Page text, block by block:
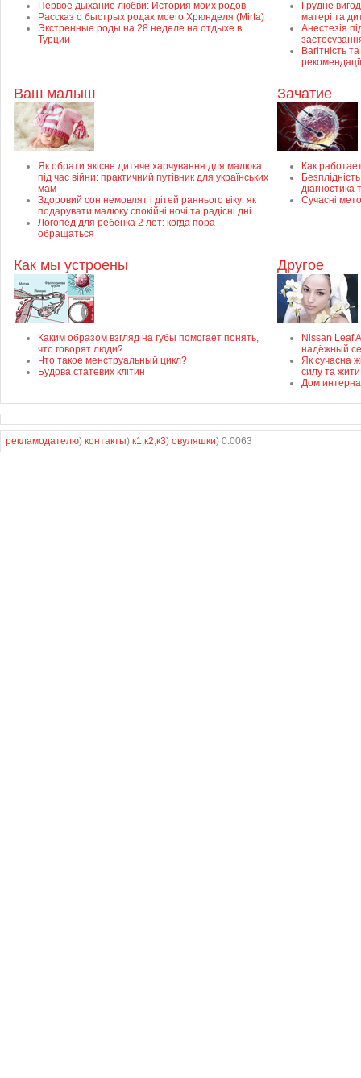
Первое дыхание любви: История моих родов
Рассказ о быстрых родах моего Хрюнделя (Mirta)
Экстренные роды на 28 неделе на отдыхе в
Турции
Грудне
матері та
Анестезія
Вагітність
рекомендації
Ваш малыш
Як обрати якісне дитяче харчування для малюка
під час війни: практичний путівник для українських
мам
Здоровий сон немовлят і дітей раннього віку: як
подарувати малюку спокійні ночі та радісні дні
Логопед для ребенка 2 лет: когда пора
обращаться
Зачатие
Как
діагностика
Сучасні
Как мы устроены
Каким образом взгляд на губы помогает понять,
что говорят люди?
Что такое менструальный цикл?
Будова статевих клітин
Другое
Nissan Leaf
надёжный
Як сучасна
силу та жити
Дом
рекламодателю) контакты) к1,к2,к3) овуляшки) 0.0063